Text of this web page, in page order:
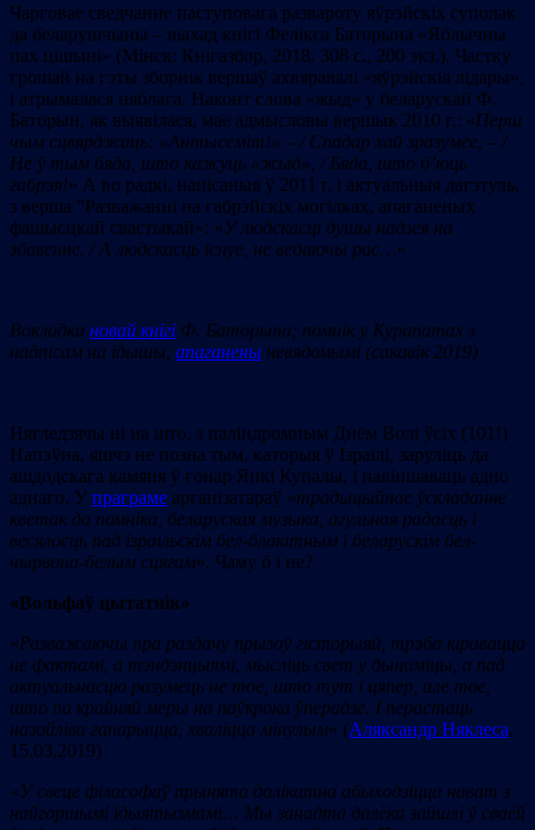
Чарговае сведчанне паступовага развароту яўрэйскіх суполак
да беларушчыны – выхад кнігі Фелікса Баторына «Яблычны
пах цішыні» (Мінск: Кнігазбор, 2018. 308 с., 200 экз.). Частку
грошай на гэты зборнік вершаў ахвяравалі «яўрэйскія лідары»,
і атрымалася няблага. Наконт слова «жыд» у беларускай Ф.
Баторын, як выявілася, мае адмысловы вершык 2010 г.: «Перш
чым сцвярджаць: «Антысеміт!» – / Cпадар хай зразумее, – /
Не ў тым бяда, што кажуць «жыд» / Бяда, што б’юць
габрэя!» А во радкі, напісаныя ў 2011 г. і актуальныя дагэтуль,
з верша “Разважанні на габрэйскіх могілках, апаганеных
фашысцкай свастыкай»: «У людскасці душы надзея на
збавенне. / А людскасць існуе, не ведаючы рас…»
Вокладка новай кнігі Ф. Баторына; помнік у Курапатах з
надпісам на ідышы, апаганены невядомымі (сакавік 2019)
Нягледзячы ні на што, з паліндромным Днём Волі ўсіх (101!)
Напэўна, яшчэ не позна тым, каторыя ў Ізраілі, заруліць да
ашдодскага камяня ў гонар Янкі Купалы, і павіншаваць адно
аднаго. У праграме арганізатараў «традыцыйнае ўскладанне
кветак да помніка, беларуская музыка, агульная радасць і
весялосць пад ізраільскім бел-блакітным і беларускім бел-
чырвона-белым сцягам». Чаму б і не?
«Вольфаў цытатнік»
«Разважаючы пра раздачу прызоў гісторыяй, трэба кіравацца
не фактамі, а тэндэнцыямі, мысліць свет у дынаміцы, а пад
актуальнасцю разумець не тое, што тут і цяпер, але тое,
што па крайняй меры на паўкрока ўперадзе. І перастаць
назойліва ганарыцца, хваліцца мінулым» (Аляксандр Няклеса,
15.03.2019)
«У свеце філасофаў прынята далікатна абыходзіцца нават з
найгоршымі ідыятызмамі… Мы занадта далёка зайшлі ў сваёй